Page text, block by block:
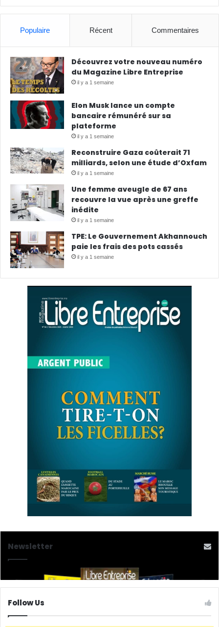
Populaire Récent Commentaires
Découvrez votre nouveau numéro
du Magazine Libre Entreprise
il y a 1 semaine
Elon Musk lance un compte
bancaire rémunéré sur sa
plateforme
il y a 1 semaine
Reconstruire Gaza coûterait 71
milliards, selon une étude d’Oxfam
il y a 1 semaine
Une femme aveugle de 67 ans
recouvre la vue après une greffe
inédite
il y a 1 semaine
TPE: Le Gouvernement Akhannouch
paie les frais des pots cassés
il y a 1 semaine
Newsletter
Follow Us